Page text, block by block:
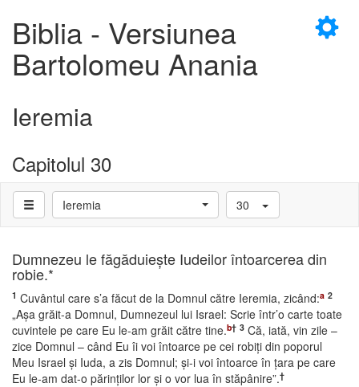
×
Biblia - Versiunea
Bartolomeu Anania
Ieremia
Capitolul 30
Ieremia 30
Dumnezeu le făgăduieşte Iudeilor întoarcerea din
robie.*
1 Cuvântul care s’a făcut de la Domnul către Ieremia, zicând:a 2
„Aşa grăit-a Domnul, Dumnezeul lui Israel: Scrie într’o carte toate
cuvintele pe care Eu le-am grăit către tine.b† 3 Că, iată, vin zile –
zice Domnul – când Eu îi voi întoarce pe cei robiţi din poporul
Meu Israel şi Iuda, a zis Domnul; şi-i voi întoarce în ţara pe care
Eu le-am dat-o părinţilor lor şi o vor lua în stăpânire”.†